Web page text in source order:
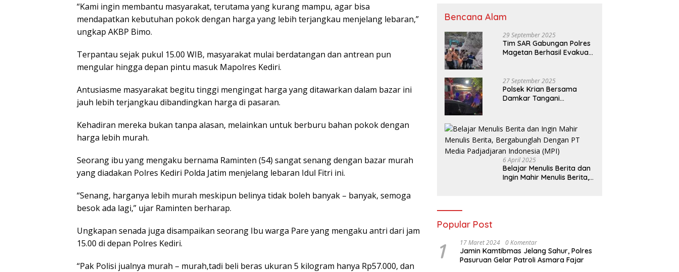
“Kami ingin membantu masyarakat, terutama yang kurang mampu, agar bisa
mendapatkan kebutuhan pokok dengan harga yang lebih terjangkau menjelang lebaran,”
ungkap AKBP Bimo.
Terpantau sejak pukul 15.00 WIB, masyarakat mulai berdatangan dan antrean pun
mengular hingga depan pintu masuk Mapolres Kediri.
Antusiasme masyarakat begitu tinggi mengingat harga yang ditawarkan dalam bazar ini
jauh lebih terjangkau dibandingkan harga di pasaran.
Kehadiran mereka bukan tanpa alasan, melainkan untuk berburu bahan pokok dengan
harga lebih murah.
Seorang ibu yang mengaku bernama Raminten (54) sangat senang dengan bazar murah
yang diadakan Polres Kediri Polda Jatim menjelang lebaran Idul Fitri ini.
“Senang, harganya lebih murah meskipun belinya tidak boleh banyak – banyak, semoga
besok ada lagi,” ujar Raminten berharap.
Ungkapan senada juga disampaikan seorang Ibu warga Pare yang mengaku antri dari jam
15.00 di depan Polres Kediri.
“Pak Polisi jualnya murah – murah,tadi beli beras ukuran 5 kilogram hanya Rp57.000, dan
Bencana Alam
29 September 2025
Tim SAR Gabungan Polres
Magetan Berhasil Evakuasi
27 September 2025
Polsek Krian Bersama
Damkar Tangani
Cluster Lotus
6 April 2025
Belajar Menulis Berita dan
Ingin Mahir Menulis Berita,
Popular Post
1 17 Maret 2024 0 Komentar
Jamin Kamtibmas Jelang Sahur, Polres
Pasuruan Gelar Patroli Asmara Fajar